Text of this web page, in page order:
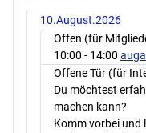
10.August.2026
Offen (für
10:00 - 14:00
Offene Tür (für
Du möchtest
machen kann?
Komm vorbei und